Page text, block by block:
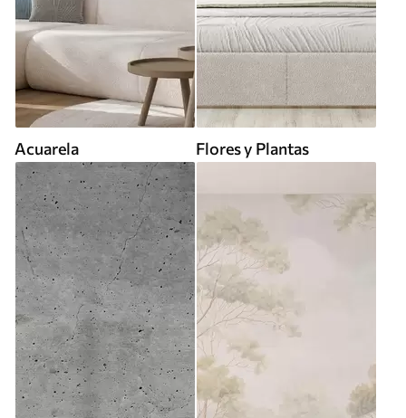
Acuarela Flores y Plantas